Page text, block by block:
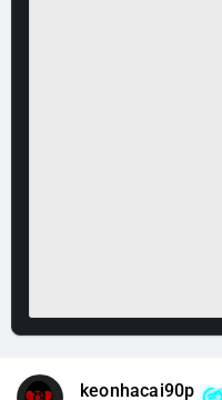
keonhacai90p